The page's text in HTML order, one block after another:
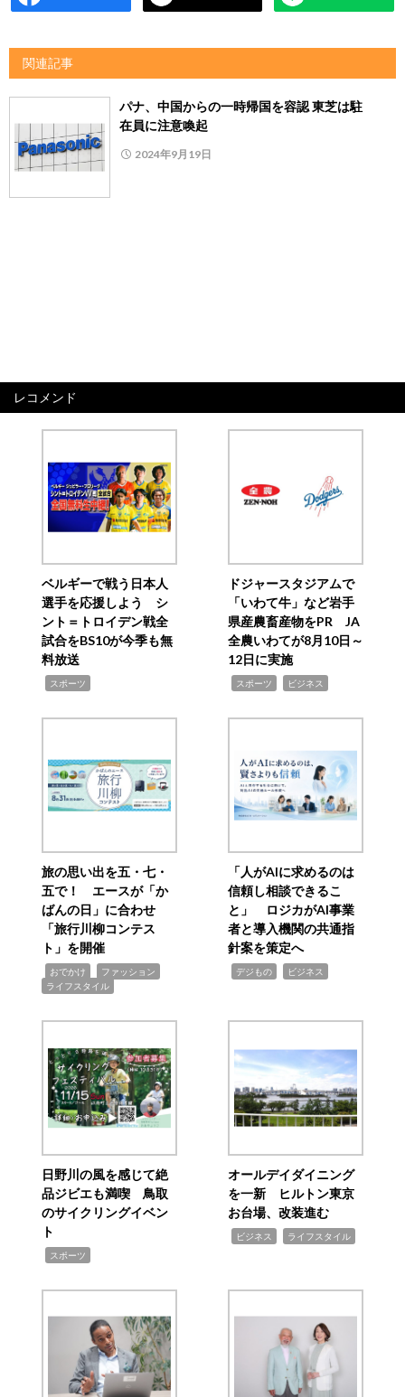
関連記事
パナ、中国からの一時帰国を容認 東芝は駐
在員に注意喚起
2024年9月19日
レコメンド
ベルギーで戦う日本人
選手を応援しよう シ
ント＝トロイデン戦全
試合をBS10が今季も無
料放送
スポーツ
ドジャースタジアムで
「いわて牛」など岩手
県産農畜産物をPR JA
全農いわてが8月10日～
12日に実施
スポーツ ビジネス
旅の思い出を五・七・
五で！ エースが「か
ばんの日」に合わせ
「旅行川柳コンテス
ト」を開催
おでかけ ファッション
ライフスタイル
「人がAIに求めるのは
信頼し相談できるこ
と」 ロジカがAI事業
者と導入機関の共通指
針案を策定へ
デジもの ビジネス
日野川の風を感じて絶
品ジビエも満喫 鳥取
のサイクリングイベン
ト
スポーツ
オールデイダイニング
を一新 ヒルトン東京
お台場、改装進む
ビジネス ライフスタイル